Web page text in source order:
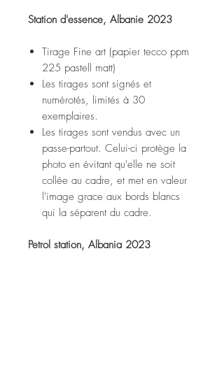
Station d'essence, Albanie 2023
Tirage Fine art (papier tecco ppm
225 pastell matt)
Les tirages sont signés et
numérotés, limités à 30
exemplaires.
Les tirages sont vendus avec un
passe-partout. Celui-ci protège la
photo en évitant qu'elle ne soit
collée au cadre, et met en valeur
l'image grace aux bords blancs
qui la séparent du cadre.
Petrol station, Albania 2023